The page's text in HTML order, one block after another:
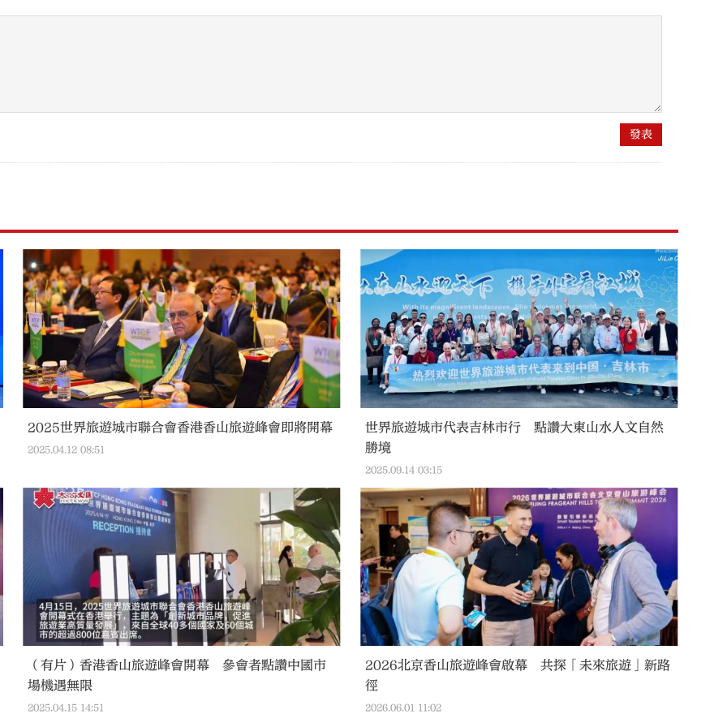
2025世界旅遊城市聯合會香港香山旅遊峰會即將開幕
2025.04.12 08:51
世界旅遊城市代表吉林市行 點讚大東山水人文自然
勝境
2025.09.14 03:15
（有片）香港香山旅遊峰會開幕 參會者點讚中國市
場機遇無限
2025.04.15 14:51
2026北京香山旅遊峰會啟幕 共探「未來旅遊」新路
徑
2026.06.01 11:02